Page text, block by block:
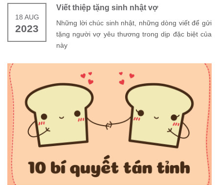
18 AUG
2023
Viết thiệp tặng sinh nhật vợ
Những lời chúc sinh nhật, những dòng viết để gửi
tặng người vợ yêu thương trong dịp đặc biệt của
này